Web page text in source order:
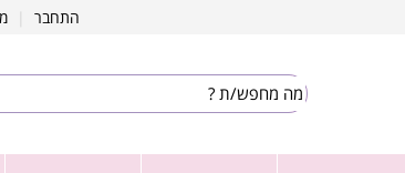
התחבר